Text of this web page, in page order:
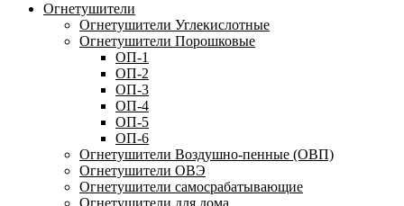
Огнетушители
Огнетушители Углекислотные
Огнетушители Порошковые
ОП-1
ОП-2
ОП-3
ОП-4
ОП-5
ОП-6
Огнетушители Воздушно-пенные (ОВП)
Огнетушители ОВЭ
Огнетушители самосрабатывающие
Огнетушители для дома